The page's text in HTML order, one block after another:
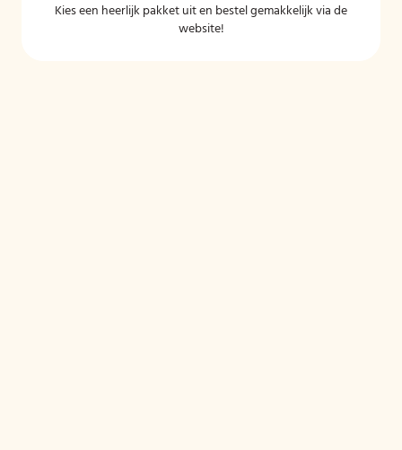
Kies een heerlijk pakket uit en bestel gemakkelijk via de
website!